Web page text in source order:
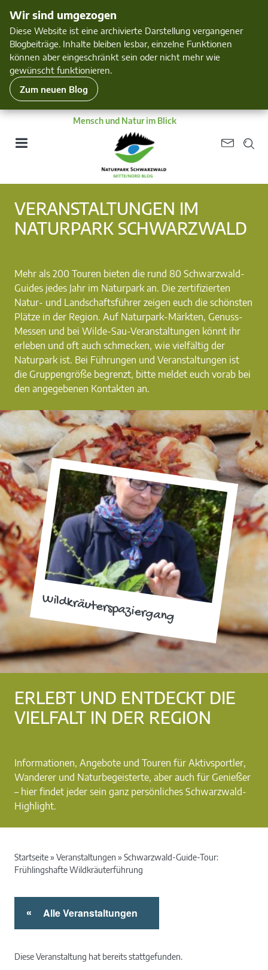
Wir sind umgezogen
Diese Website ist eine archivierte Darstellung vergangener
Blogbeiträge. Inhalte bleiben lesbar, einzelne Funktionen
können aber eingeschränkt sein oder nicht mehr wie
gewünscht funktionieren.
Zum neuen Blog
Mensch und Natur im Blick
Wildkräuterspaziergang
VERANSTALTUNGEN IM
NATURPARK SCHWARZWALD
Mehr als 200 Touren bieten die rund 80 Schwarzwald-
Guides jedes Jahr im Naturpark an. Die zertifizierten
Natur- und Landschaftsführer zeigen euch die schönsten
Plätze in der Region. Auf Naturpark-Märkten, Genuss-
Messen und bei Wilde-Sau-Veranstaltungen könnt ihr
erleben und oft auch schmecken, wie vielfältig der
Naturpark ist. Bei Führungen und Veranstaltungen ist
die Gruppengröße begrenzt, bitte meldet euch vorab bei
den angegebenen Kontakten an.
ERLEBT UND ENTDECKT DIE
VIELFALT IN DER REGION
Informationen, Angebote und Touren für Aktivsportler,
Wanderer und Naturbegeisterte, aber auch für Genießer
– hier findet jeder sein ganz persönliches Schwarzwald-
Highlight.
Startseite» Veranstaltungen » Schwarzwald-Guide-Tour:
Frühlingshafte Wildkräuterführung
« Alle Veranstaltungen
Diese Veranstaltung hat bereits stattgefunden.